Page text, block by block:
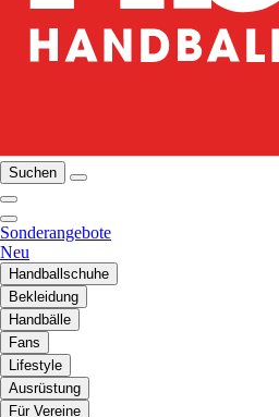
Suchen
Sonderangebote
Neu
Handballschuhe
Bekleidung
Handbälle
Fans
Lifestyle
Ausrüstung
Für Vereine